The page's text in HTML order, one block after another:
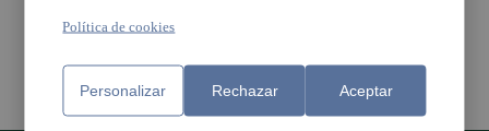
Política de cookies
Personalizar Rechazar Aceptar